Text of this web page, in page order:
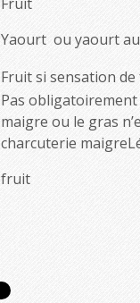
Yaourt ou yaourt
Fruit si sensation de
Pas obligatoirement
maigre ou le gras
charcuterie
fruit